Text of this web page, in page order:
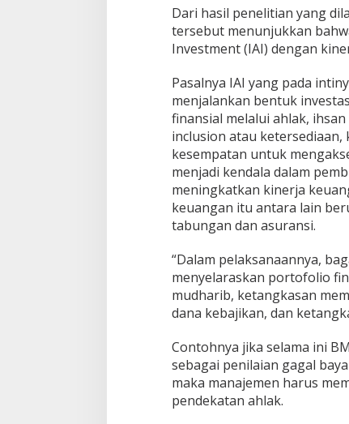
Dari hasil penelitian yang
tersebut menunjukkan
Investment (IAI) dengan
Pasalnya IAI yang pada
menjalankan bentuk
finansial melalui ahlak,
inclusion atau ketersediaan,
kesempatan untuk
menjadi kendala dalam
meningkatkan kinerja
keuangan itu antara lain
tabungan dan asuransi.
“Dalam pelaksanaannya,
menyelaraskan portofolio
mudharib, ketangkasan
dana kebajikan, dan
Contohnya jika selama ini
sebagai penilaian gagal
maka manajemen harus
pendekatan ahlak.